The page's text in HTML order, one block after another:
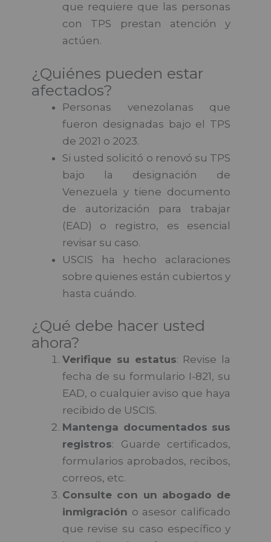
que requiere que las personas
con TPS prestan atención y
actúen.
¿Quiénes pueden estar
afectados?
Personas venezolanas que
fueron designadas bajo el TPS
de 2021 o 2023.
Si usted solicitó o renovó su TPS
bajo la designación de
Venezuela y tiene documento
de autorización para trabajar
(EAD) o registro, es esencial
revisar su caso.
USCIS ha hecho aclaraciones
sobre quienes están cubiertos y
hasta cuándo.
¿Qué debe hacer usted
ahora?
Verifique su estatus: Revise la
fecha de su formulario I-821, su
EAD, o cualquier aviso que haya
recibido de USCIS.
Mantenga documentados sus
registros: Guarde certificados,
formularios aprobados, recibos,
correos, etc.
Consulte con un abogado de
inmigración o asesor calificado
que revise su caso específico y